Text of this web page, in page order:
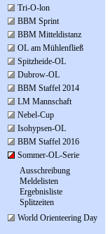
Tri-O-lon
BBM Sprint
BBM Mitteldistanz
OL am Mühlenfließ
Spitzheide-OL
Dubrow-OL
BBM Staffel 2014
LM Mannschaft
Nebel-Cup
Isohypsen-OL
BBM Staffel 2016
Sommer-OL-Serie
Ausschreibung
Meldelisten
Ergebnisliste
Splitzeiten
World Orienteering Day